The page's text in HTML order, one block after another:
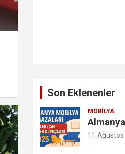
Son Eklenenler
MOBILYA
11